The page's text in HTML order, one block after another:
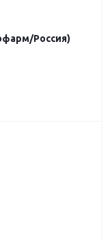
Россия)